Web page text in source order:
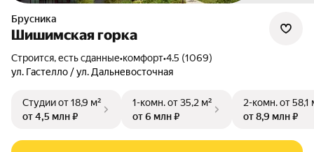
Брусника
Шишимская горка
Строится, есть сданные•комфорт•4.5 (1069)
ул. Гастелло / ул. Дальневосточная
Студииот 18,9 м²
от 4,5 млн ₽
1-комн.от 35,2 м²
от 6 млн ₽
2-комн.от 58,1
от 8,9 млн ₽